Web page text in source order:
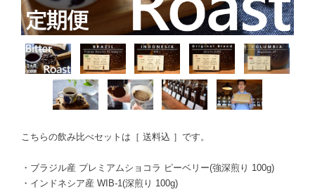
こちらの飲み比べセットは［ 送料込 ］です。
・ブラジル産 プレミアムショコラ ピーベリー(強深煎り 100g)
・インドネシア産 WIB-1(深煎り 100g)